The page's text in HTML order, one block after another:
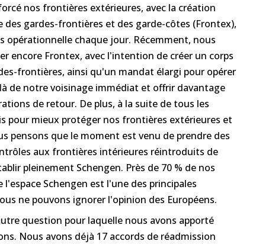
nos frontières extérieures, avec la création
des gardes-frontières et des garde-côtes (Frontex),
opérationnelle chaque jour. Récemment, nous
encore Frontex, avec l'intention de créer un corps
frontières, ainsi qu'un mandat élargi pour opérer
de notre voisinage immédiat et offrir davantage
de retour. De plus, à la suite de tous les
pour mieux protéger nos frontières extérieures et
pensons que le moment est venu de prendre des
aux frontières intérieures réintroduits de
pleinement Schengen. Près de 70 % de nos
Schengen est l'une des principales
ne pouvons ignorer l'opinion des Européens.
question pour laquelle nous avons apporté
Nous avons déjà 17 accords de réadmission